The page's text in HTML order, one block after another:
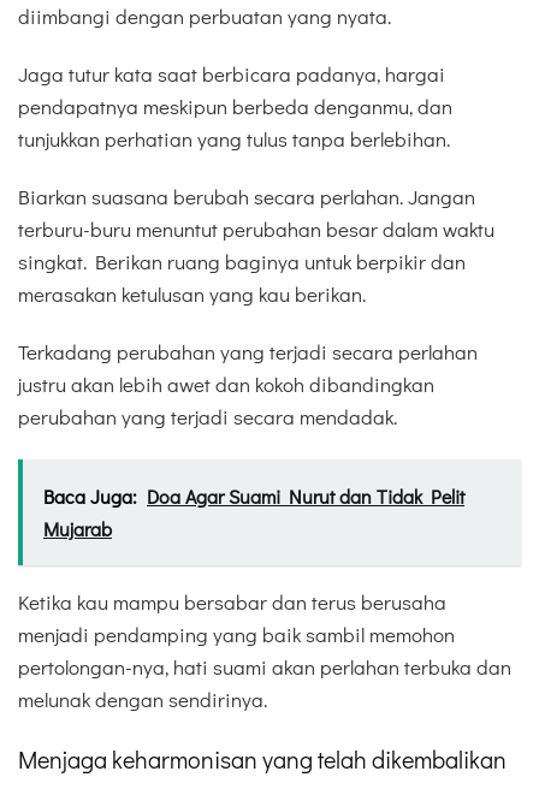
diimbangi dengan perbuatan yang nyata.
Jaga tutur kata saat berbicara padanya, hargai
pendapatnya meskipun berbeda denganmu, dan
tunjukkan perhatian yang tulus tanpa berlebihan.
Biarkan suasana berubah secara perlahan. Jangan
terburu-buru menuntut perubahan besar dalam waktu
singkat. Berikan ruang baginya untuk berpikir dan
merasakan ketulusan yang kau berikan.
Terkadang perubahan yang terjadi secara perlahan
justru akan lebih awet dan kokoh dibandingkan
perubahan yang terjadi secara mendadak.
Baca Juga: Doa Agar Suami Nurut dan Tidak Pelit
Mujarab
Ketika kau mampu bersabar dan terus berusaha
menjadi pendamping yang baik sambil memohon
pertolongan-nya, hati suami akan perlahan terbuka dan
melunak dengan sendirinya.
Menjaga keharmonisan yang telah dikembalikan